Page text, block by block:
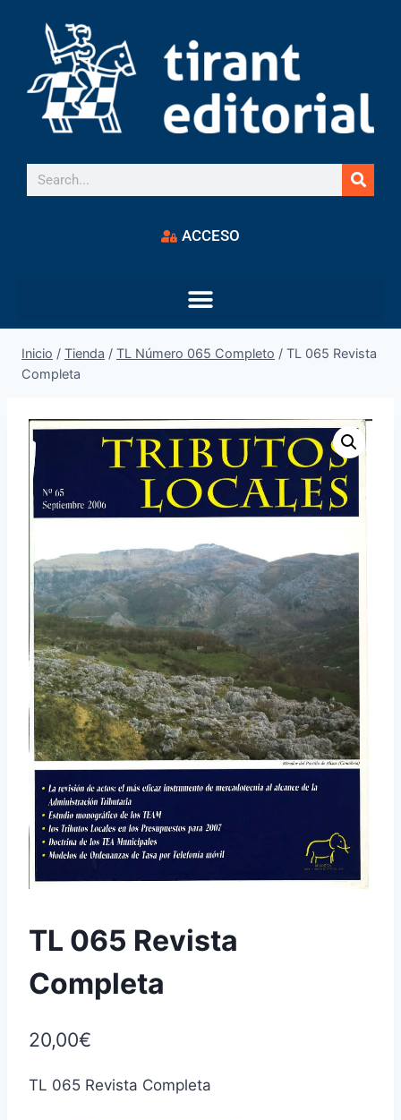
ACCESO
Inicio / Tienda / TL Número 065 Completo / TL 065 Revista
Completa
TL 065 Revista
Completa
20,00€
TL 065 Revista Completa